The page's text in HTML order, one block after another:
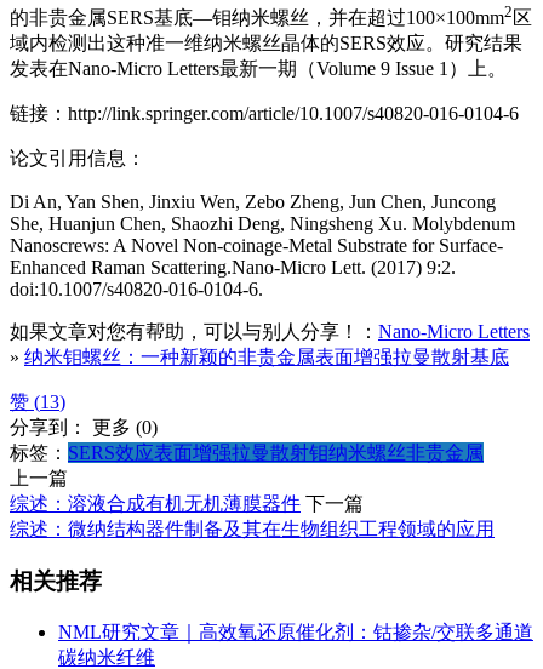
的非贵金属SERS基底—钼纳米螺丝，并在超过100×100mm2 区
域内检测出这种准一维纳米螺丝晶体的SERS效应。研究结果
发表在Nano-Micro Letters最新一期（Volume 9 Issue 1）上。
链接：http://link.springer.com/article/10.1007/s40820-016-0104-6
论文引用信息：
Di An, Yan Shen, Jinxiu Wen, Zebo Zheng, Jun Chen, Juncong
She, Huanjun Chen, Shaozhi Deng, Ningsheng Xu. Molybdenum
Nanoscrews: A Novel Non-coinage-Metal Substrate for Surface-
Enhanced Raman Scattering.Nano-Micro Lett. (2017) 9:2.
doi:10.1007/s40820-016-0104-6.
如果文章对您有帮助，可以与别人分享！： Nano-Micro Letters
» 纳米钼螺丝：一种新颖的非贵金属表面增强拉曼散射基底
赞 (13)
分享到： 更多 (0)
标签： SERS效应表面增强拉曼散射钼纳米螺丝非贵金属
上一篇
综述：溶液合成有机无机薄膜器件 下一篇
综述：微纳结构器件制备及其在生物组织工程领域的应用
相关推荐
NML研究文章｜高效氧还原催化剂：钴掺杂/交联多通道
碳纳米纤维